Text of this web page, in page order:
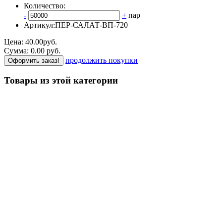
Количество:
-
+ пар
Артикул:ПЕР-САЛАТ-ВП-720
Цена: 40.00руб.
Сумма: 0.00 руб.
Оформить заказ! продолжить покупки
Товары из этой категории